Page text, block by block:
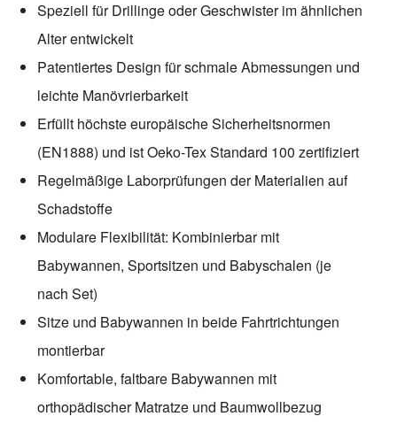
Speziell für Drillinge oder Geschwister im ähnlichen
Alter entwickelt
Patentiertes Design für schmale Abmessungen und
leichte Manövrierbarkeit
Erfüllt höchste europäische Sicherheitsnormen
(EN1888) und ist Oeko-Tex Standard 100 zertifiziert
Regelmäßige Laborprüfungen der Materialien auf
Schadstoffe
Modulare Flexibilität: Kombinierbar mit
Babywannen, Sportsitzen und Babyschalen (je
nach Set)
Sitze und Babywannen in beide Fahrtrichtungen
montierbar
Komfortable, faltbare Babywannen mit
orthopädischer Matratze und Baumwollbezug